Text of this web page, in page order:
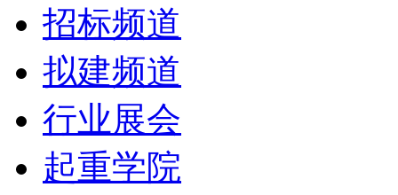
招标频道
拟建频道
行业展会
起重学院